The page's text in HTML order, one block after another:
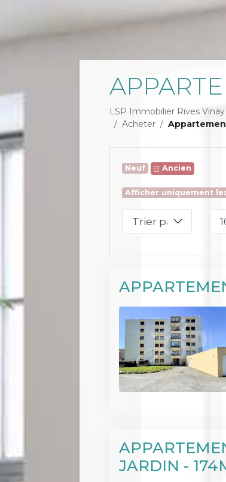
LSP Immobilier Rives
Acheter
Neuf Ancien
Afficher uniquement
JARDIN -